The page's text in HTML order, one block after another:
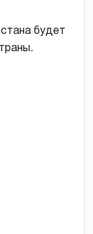
будет